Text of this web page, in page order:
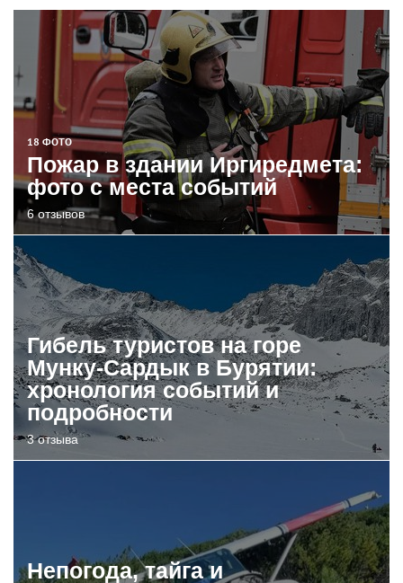
18 ФОТО
Пожар в здании Иргиредмета:
фото с места событий
6 отзывов
Гибель туристов на горе
Мунку-Сардык в Бурятии:
хронология событий и
подробности
3 отзыва
Непогода, тайга и